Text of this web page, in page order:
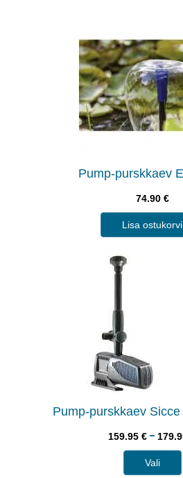
Pump-purskkaev
74.90 €
Lisa ostukorvi
Pump-purskkaev
159.95€ –
Vali